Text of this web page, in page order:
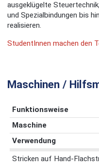
ausgeklügelte
und Spezialbindungen bis
realisieren.
StudentInnen machen den
Maschinen /
Funktionsweise
Maschine
Verwendung
Stricken auf Hand-